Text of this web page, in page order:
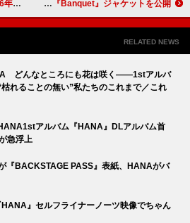
語る MAZZEL、ポップな新ビジュアル＆ニューアルバム『Banquet』ジャケットを公開
RELATED NEWS
どんなところにも花は咲く――1stアルバ
れることの無い”私たちのこれまで／これ
アルバム『HANA』DLアルバム首
急浮上
『BACKSTAGE PASS』表紙、HANAがバ
』セルフライナーノーツ映像でちゃん